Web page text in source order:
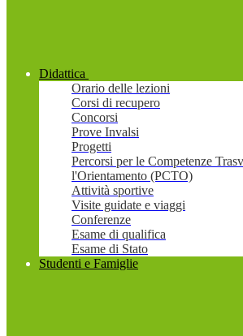
Didattica
Orario delle lezioni
Corsi di recupero
Concorsi
Prove Invalsi
Progetti
Percorsi per le Competenze
l'Orientamento (PCTO)
Attività sportive
Visite guidate e viaggi
Conferenze
Esame di qualifica
Esame di Stato
Studenti e Famiglie